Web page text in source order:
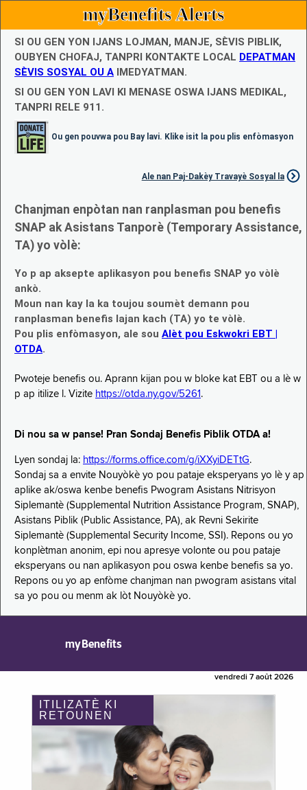
myBenefits Alerts
SI OU GEN YON IJANS LOJMAN, MANJE, SÈVIS PIBLIK,
OUBYEN CHOFAJ, TANPRI KONTAKTE LOCAL DEPATMAN
SÈVIS SOSYAL OU A IMEDYATMAN.
SI OU GEN YON LAVI KI MENASE OSWA IJANS MEDIKAL,
TANPRI RELE 911.
Ou gen pouvwa pou Bay lavi. Klike isit la pou plis enfòmasyon
Ale nan Paj-Dakèy Travayè Sosyal la
Chanjman enpòtan nan ranplasman pou benefis
SNAP ak Asistans Tanporè (Temporary Assistance,
TA) yo vòlè:
Yo p ap aksepte aplikasyon pou benefis SNAP yo vòlè
ankò.
Moun nan kay la ka toujou soumèt demann pou
ranplasman benefis lajan kach (TA) yo te vòlè.
Pou plis enfòmasyon, ale sou Alèt pou Eskwokri EBT |
OTDA.
Pwoteje benefis ou. Aprann kijan pou w bloke kat EBT ou a lè w
p ap itilize l. Vizite https://otda.ny.gov/5261 .
Di nou sa w panse! Pran Sondaj Benefis Piblik OTDA a!
Lyen sondaj la: https://forms.office.com/g/iXXyiDETtG.
Sondaj sa a envite Nouyòkè yo pou pataje eksperyans yo lè y ap
aplike ak/oswa kenbe benefis Pwogram Asistans Nitrisyon
Siplemantè (Supplemental Nutrition Assistance Program, SNAP),
Asistans Piblik (Public Assistance, PA), ak Revni Sekirite
Siplemantè (Supplemental Security Income, SSI). Repons ou yo
konplètman anonim, epi nou apresye volonte ou pou pataje
eksperyans ou nan aplikasyon pou oswa kenbe benefis sa yo.
Repons ou yo ap enfòme chanjman nan pwogram asistans vital
sa yo pou ou menm ak lòt Nouyòkè yo.
myBenefits
vendredi 7 août 2026
ITILIZATÈ KI
RETOUNEN